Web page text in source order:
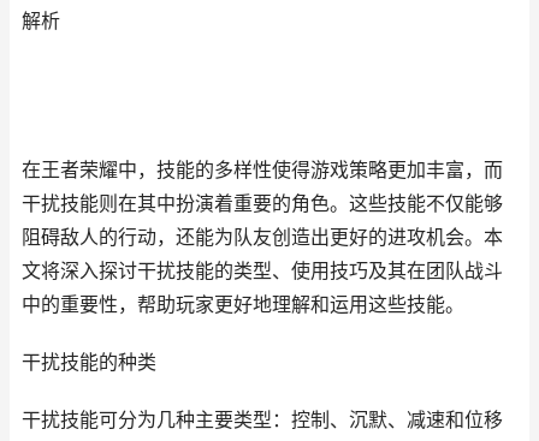
解析
在王者荣耀中，技能的多样性使得游戏策略更加丰富，而
干扰技能则在其中扮演着重要的角色。这些技能不仅能够
阻碍敌人的行动，还能为队友创造出更好的进攻机会。本
文将深入探讨干扰技能的类型、使用技巧及其在团队战斗
中的重要性，帮助玩家更好地理解和运用这些技能。
干扰技能的种类
干扰技能可分为几种主要类型：控制、沉默、减速和位移